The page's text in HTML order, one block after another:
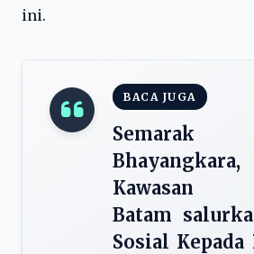
ini.
BACA JUGA
Kawasan
Batam
Sosial